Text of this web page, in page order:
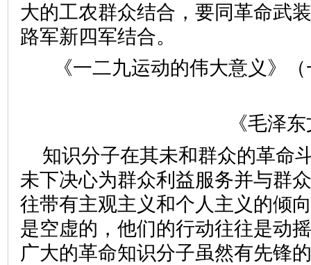
大的工农群众结合，要同革命武
路军新四军结合。
《一二九运动的伟大意义》
《毛泽
知识分子在其未和群众的革命
未下决心为群众利益服务并与群
往带有主观主义和个人主义的倾
是空虚的，他们的行动往往是动
广大的革命知识分子虽然有先锋